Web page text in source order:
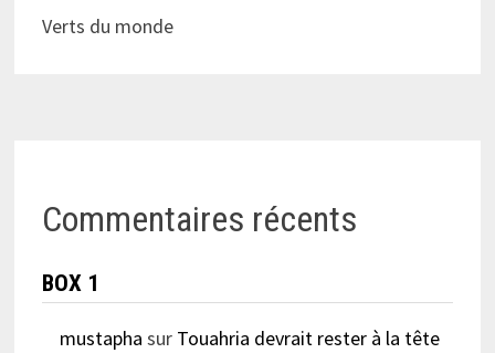
Verts du monde
Commentaires récents
BOX 1
mustapha sur Touahria devrait rester à la tête